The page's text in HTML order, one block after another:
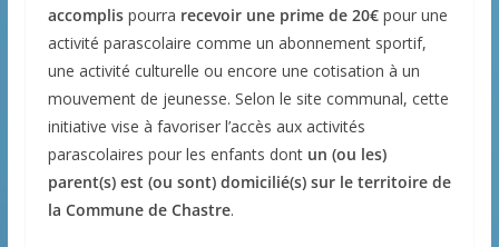
accomplispourra recevoir une prime de 20€pour une
activité parascolaire comme un abonnement sportif,
une activité culturelle ou encore une cotisation à un
mouvement de jeunesse. Selon le site communal, cette
initiative vise à favoriser l’accès aux activités
parascolaires pour les enfants dont un (ou les)
parent(s) est (ou sont) domicilié(s) sur le territoire de
la Commune de Chastre.